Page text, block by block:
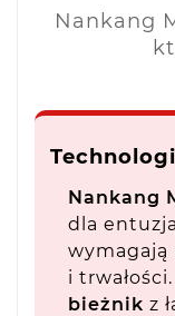
Nankang
Nankang
dla
wymagają
i trwałości.
bieżnik z